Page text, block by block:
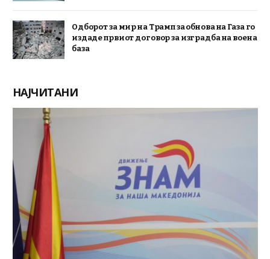
Одборот за мир на Трамп за обнова на Газа го
издаде првиот договор за изградба на воена
база
НАЈЧИТАНИ